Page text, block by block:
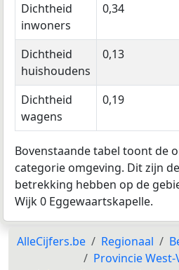
Dichtheid
inwoners
0,34
Dichtheid
huishoudens
0,13
Dichtheid
wagens
0,19
Bovenstaande tabel toont de
categorie omgeving. Dit zijn
betrekking hebben op de
Wijk 0 Eggewaartskapelle.
AlleCijfers.be Regionaal
Provincie